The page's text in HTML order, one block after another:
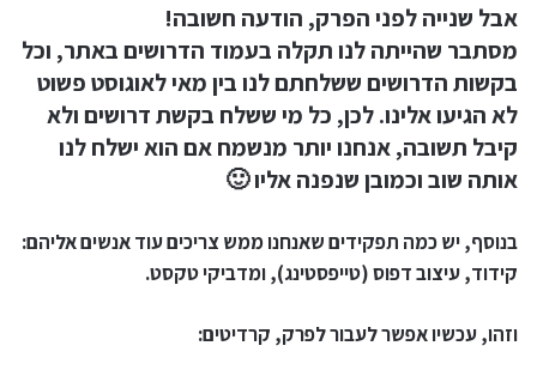
אבל שנייה לפני הפרק, הודעה חשובה!
מסתבר שהייתה לנו תקלה בעמוד הדרושים באתר, וכל
בקשות הדרושים ששלחתם לנו בין מאי לאוגוסט פשוט
לא הגיעו אלינו. לכן, כל מי ששלח בקשת דרושים ולא
קיבל תשובה, אנחנו יותר מנשמח אם הוא ישלח לנו
אותה שוב וכמובן שנפנה אליו 🙂
בנוסף, יש כמה תפקידים שאנחנו ממש צריכים עוד אנשים אליהם:
קידוד, עיצוב דפוס (טייפסטינג), ומדביקי טקסט.
וזהו, עכשיו אפשר לעבור לפרק, קרדיטים: